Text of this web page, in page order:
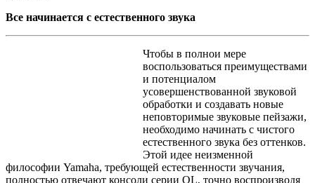
Все начинается с естественного звука
Чтобы в полнои мере
воспользоваться преимуществами
и потенциалом
усовершенствованной звуковой
обработки и создавать новые
неповторимые звуковые пейзажи,
необходимо начинать с чистого
естественного звука без оттенков.
Этой идее неизменной
философии Yamaha, требующей естественности звучания,
полностью отвечают консоли серии QL, точно воспроизводя